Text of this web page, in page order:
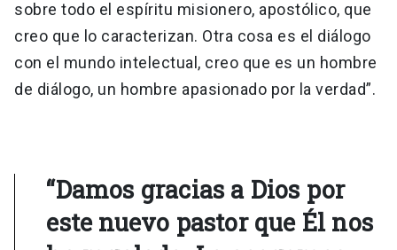
sobre todo el espíritu misionero, apostólico, que
creo que lo caracterizan. Otra cosa es el diálogo
con el mundo intelectual, creo que es un hombre
de diálogo, un hombre apasionado por la verdad”.
“Damos gracias a Dios por
este nuevo pastor que Él nos